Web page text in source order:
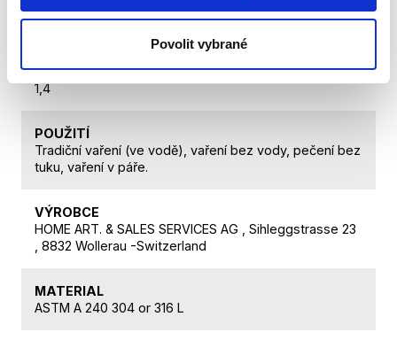
Povolit vybrané
HMOTNOST CELKOVÁ
HMOSTNOST PRODUKTU
1,4
POUŽITÍ
Tradiční vaření (ve vodě), vaření bez vody, pečení bez
tuku, vaření v páře.
VÝROBCE
HOME ART. & SALES SERVICES AG , Sihleggstrasse 23
, 8832 Wollerau -Switzerland
MATERIAL
ASTM A 240 304 or 316 L